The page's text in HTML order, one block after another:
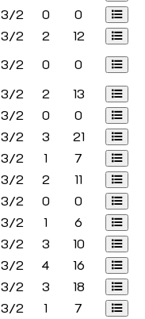
3/2 0
0
3/2 2
12
3/2 0
0
3/2 2
13
3/2 0
0
3/2 3
21
3/2 1
7
3/2 2
11
3/2 0
0
3/2 1
6
3/2 3
10
3/2 4
16
3/2 3
18
3/2 1
7